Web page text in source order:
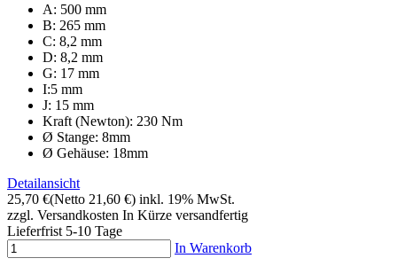
A: 500 mm
B: 265 mm
C: 8,2 mm
D: 8,2 mm
G: 17 mm
I:5 mm
J: 15 mm
Kraft (Newton): 230 Nm
Ø Stange: 8mm
Ø Gehäuse: 18mm
Detailansicht
25,70 €(Netto 21,60 €) inkl. 19% MwSt.
zzgl. Versandkosten In Kürze versandfertig
Lieferfrist 5-10 Tage
In Warenkorb